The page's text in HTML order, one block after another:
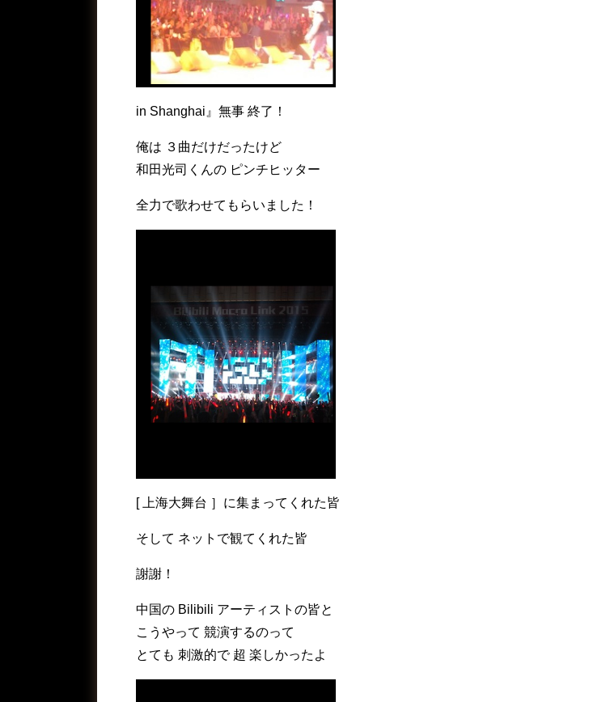
in Shanghai』無事 終了！
俺は ３曲だけだったけど
和田光司くんの ピンチヒッター
全力で歌わせてもらいました！
[ 上海大舞台 ］に集まってくれた皆
そして ネットで観てくれた皆
謝謝！
中国の Bilibili アーティストの皆と
こうやって 競演するのって
とても 刺激的で 超 楽しかったよ